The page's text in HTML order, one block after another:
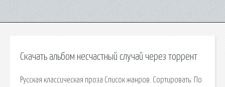
Скачать альбом несчастный случай через торрент
Русская классическая проза Список жанров. Сортировать: По